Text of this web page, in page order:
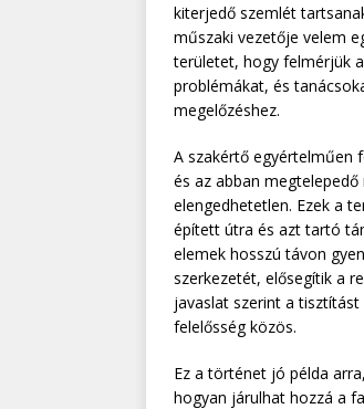
kiterjedő szemlét
műszaki vezetője velem
területet, hogy felmérjük
problémákat, és
megelőzéshez.
A szakértő egyértelműen
és az abban
elengedhetetlen. Ezek a
épített útra és azt tartó
elemek hosszú távon
szerkezetét, elősegítik a
javaslat szerint a
felelősség közös.
Ez a történet jó példa
hogyan járulhat hozzá a